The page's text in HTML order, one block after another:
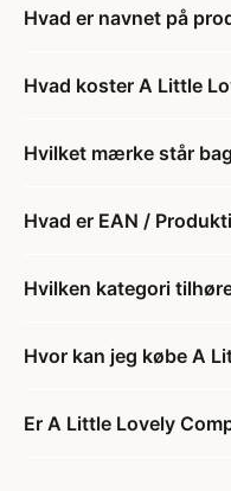
Hvad er navnet på
Hvad koster A Little
Hvilket mærke står
Hvad er EAN /
Hvilken kategori
Hvor kan jeg købe A
Er A Little Lovely